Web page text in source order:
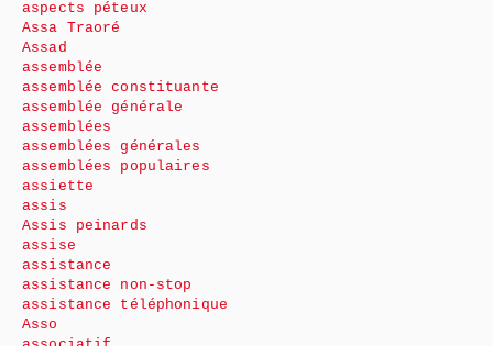
aspects péteux
Assa Traoré
Assad
assemblée
assemblée constituante
assemblée générale
assemblées
assemblées générales
assemblées populaires
assiette
assis
Assis peinards
assise
assistance
assistance non-stop
assistance téléphonique
Asso